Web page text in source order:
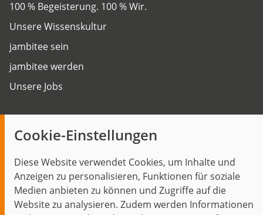
Cookie-Einstellungen
Diese Website verwendet Cookies, um Inhalte und
Anzeigen zu personalisieren, Funktionen für soziale
Medien anbieten zu können und Zugriffe auf die
Website zu analysieren. Zudem werden Informationen
100 % Begeisterung. 100 % Wir.
Unsere Wissenskultur
jambitee sein
jambitee werden
Unsere Jobs
Themen im Fokus
Events